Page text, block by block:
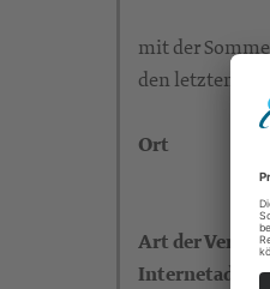
mit der
den letzten
Ort
Art der